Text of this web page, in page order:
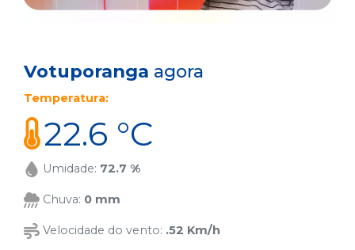
Votuporanga agora
Temperatura:
22.6 °C
Umidade: 72.7 %
Chuva: 0 mm
Velocidade do vento: .52 Km/h